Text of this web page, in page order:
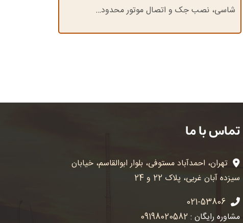
شاسی، نصب جک و اتصال موتور محدود…
تماس با ما
تهران، احمدآباد مستوفی، بلوار ابوالقاسم، خیابان
سیزده آبان غربی، پلاک 22 و 24
021-53806
مشاوره رایگان : 09198020582